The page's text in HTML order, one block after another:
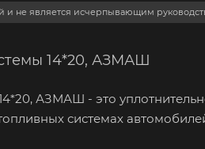
и не является исчерпывающим
14*20, АЗМАШ
АЗМАШ - это
системах